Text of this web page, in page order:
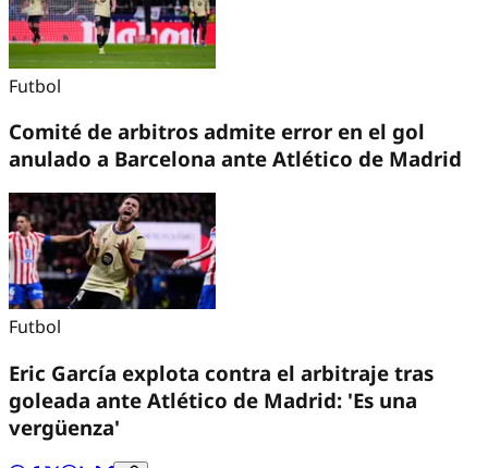
Futbol
Comité de arbitros admite error en el gol
anulado a Barcelona ante Atlético de Madrid
Futbol
Eric García explota contra el arbitraje tras
goleada ante Atlético de Madrid: 'Es una
vergüenza'